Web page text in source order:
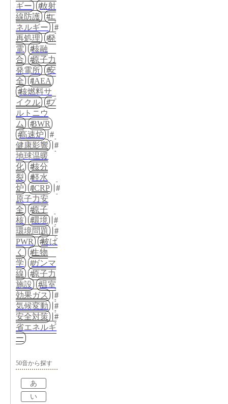
ギー
放射
線防護
エ
ネルギー
再処理
発
電
核融
合
原子力
発電所
安
全
IAEA
核燃料サ
イクル
プ
ルトニウ
ム
BWR
高速炉
健康影響
地球温暖
化
核分
裂
軽水
炉
ICRP
原子力安
全
原子
核
環境
環境問題
PWR
被ば
く
生物
学
ガンマ
線
原子力
施設
温室
効果ガス
気候変動
安全対策
省エネルギ
ー
50音から探す
あ
い